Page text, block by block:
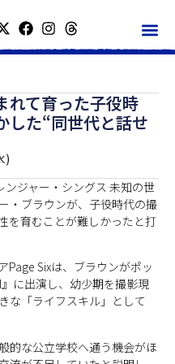
れて育った子役時
た“同世代と話せ
)
ジャー・シングス 未知の世
・ブラウンが、子役時代の撮
を育むことが難しかったと打
Page Sixは、ブラウンがポッ
に出演し、幼少期を撮影現
な「ライフスキル」として
的な公立学校へ通う機会がほ